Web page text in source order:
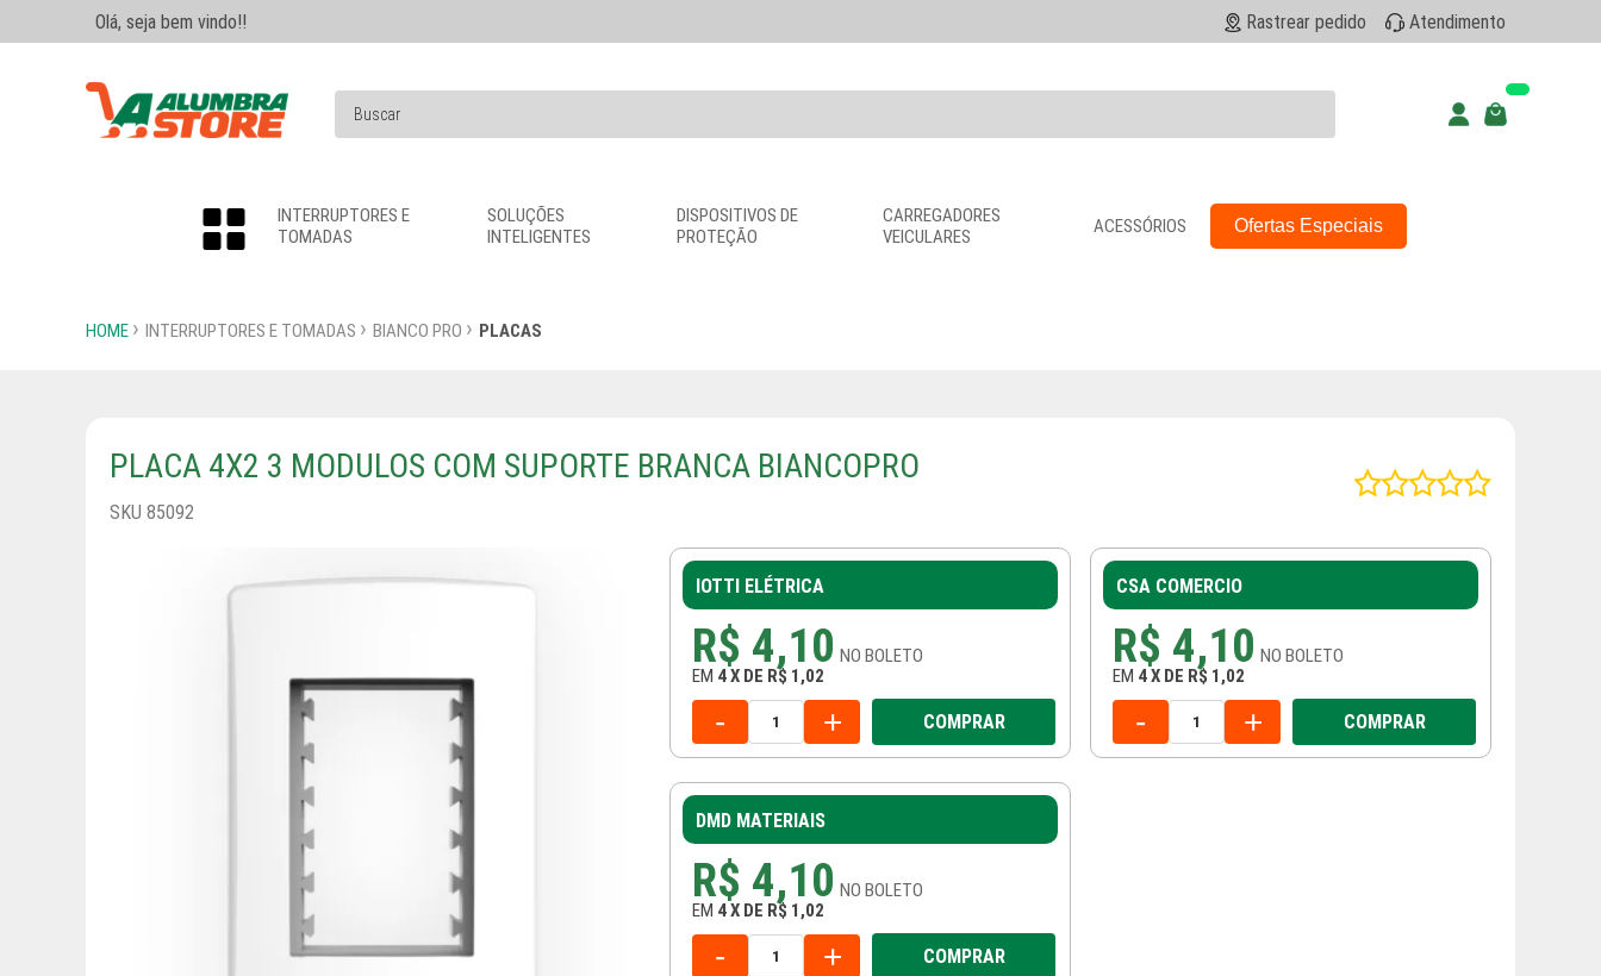
Olá, seja bem vindo!! Rastrear pedido Atendimento
INTERRUPTORES E
TOMADAS
SOLUÇÕES
INTELIGENTES
DISPOSITIVOS DE
PROTEÇÃO
CARREGADORES
VEICULARES
ACESSÓRIOS Ofertas Especiais
HOME INTERRUPTORES E TOMADAS BIANCO PRO PLACAS
PLACA 4X2 3 MODULOS COM SUPORTE BRANCA BIANCOPRO
SKU 85092
IOTTI ELÉTRICA
R$ 4,10 NOBOLETO
EM 4X DE R$ 1,02
- + COMPRAR
CSA COMERCIO
R$ 4,10 NOBOLETO
EM 4X DE R$ 1,02
- + COMPRAR
DMD MATERIAIS
R$ 4,10 NOBOLETO
EM 4X DE R$ 1,02
- + COMPRAR